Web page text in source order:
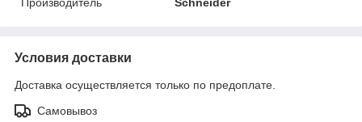
Условия доставки
Доставка осуществляется только по предоплате.
Самовывоз